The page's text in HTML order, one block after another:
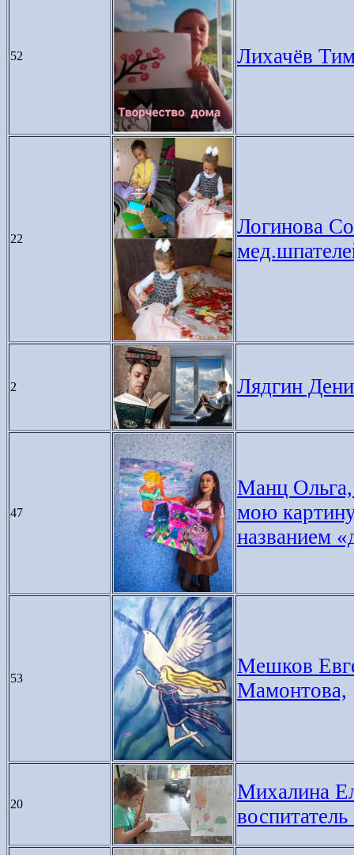
52 Лихачёв
22
Логинова
2 Лядгин
47
Манц Ольга,
мою
названием
53
Мешков
Мамонтова,
20
Михалина